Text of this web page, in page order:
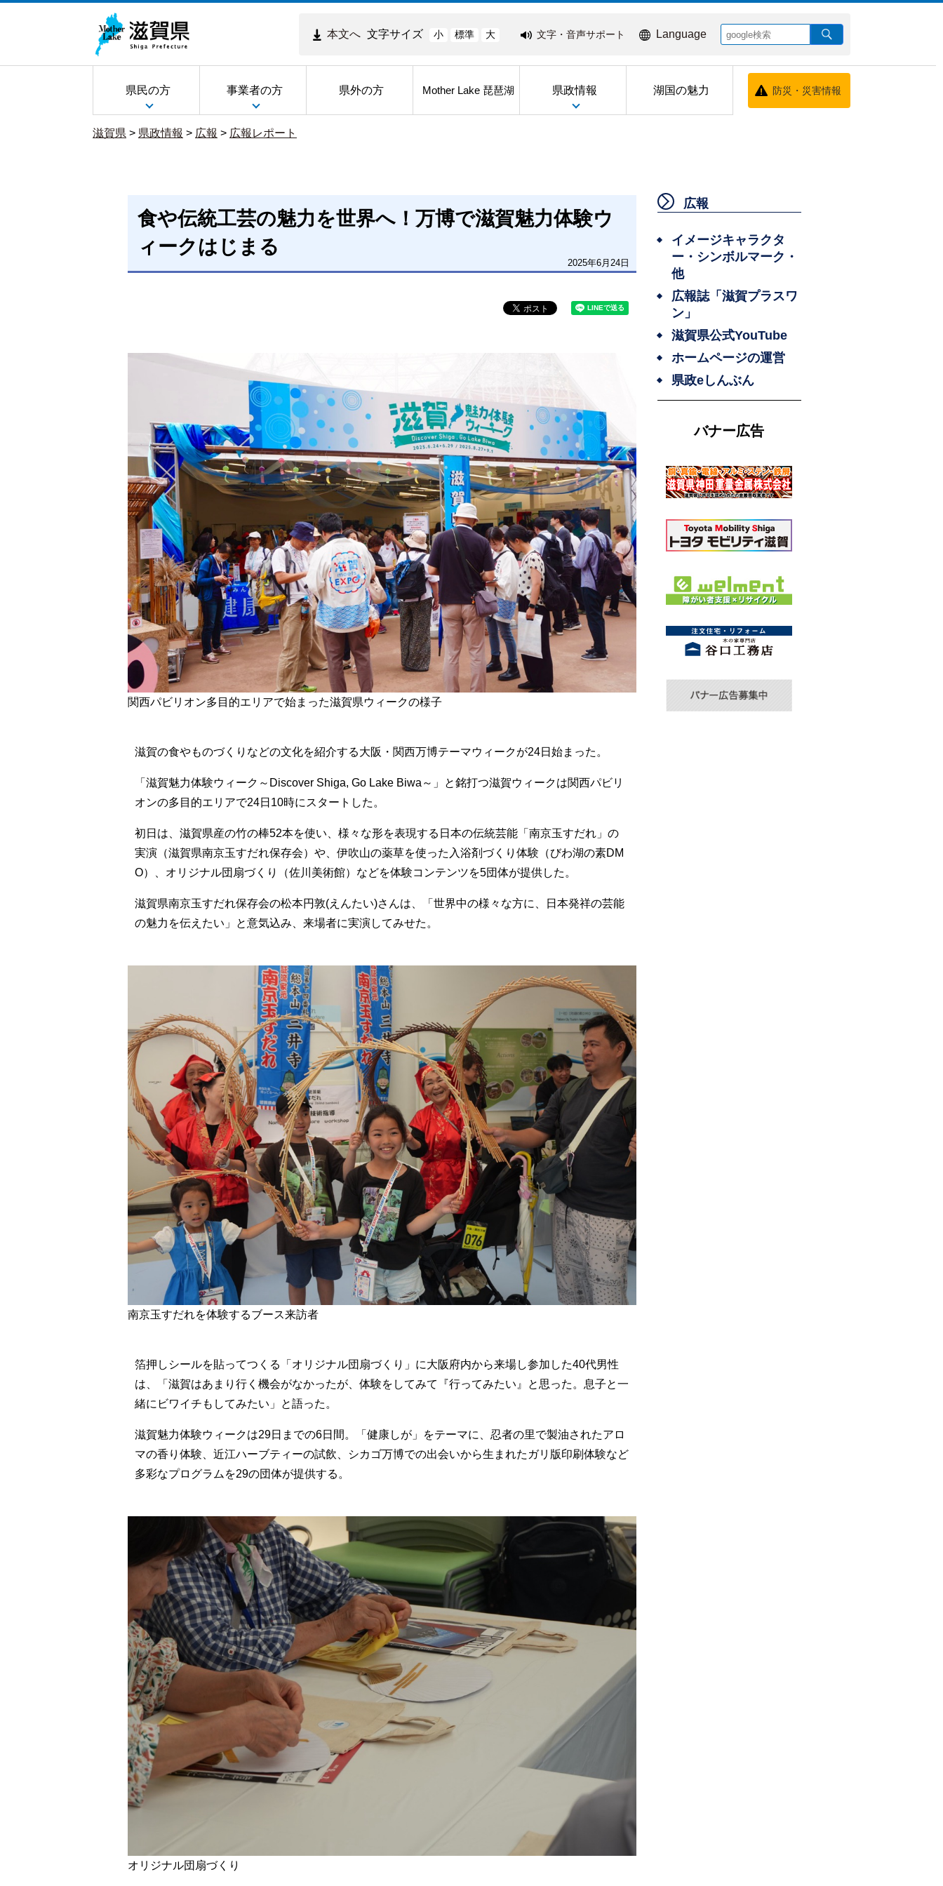
本文へ 文字サイズ 小 標準 大 文字・音声サポート Language
県民の方 事業者の方 県外の方 Mother Lake 琵琶湖 県政情報 湖国の魅力 防災・災害情報
滋賀県 > 県政情報 > 広報 > 広報レポート
食や伝統工芸の魅力を世界へ！万博で滋賀魅力体験ウ
ィークはじまる
2025年6月24日
関西パビリオン多目的エリアで始まった滋賀県ウィークの様子
滋賀の食やものづくりなどの文化を紹介する大阪・関西万博テーマウィークが24日始まった。
「滋賀魅力体験ウィーク～Discover Shiga, Go Lake Biwa～」と銘打つ滋賀ウィークは関西パビリ
オンの多目的エリアで24日10時にスタートした。
初日は、滋賀県産の竹の棒52本を使い、様々な形を表現する日本の伝統芸能「南京玉すだれ」の
実演（滋賀県南京玉すだれ保存会）や、伊吹山の薬草を使った入浴剤づくり体験（びわ湖の素DM
O）、オリジナル団扇づくり（佐川美術館）などを体験コンテンツを5団体が提供した。
滋賀県南京玉すだれ保存会の松本円敦(えんたい)さんは、「世界中の様々な方に、日本発祥の芸能
の魅力を伝えたい」と意気込み、来場者に実演してみせた。
南京玉すだれを体験するブース来訪者
箔押しシールを貼ってつくる「オリジナル団扇づくり」に大阪府内から来場し参加した40代男性
は、「滋賀はあまり行く機会がなかったが、体験をしてみて『行ってみたい』と思った。息子と一
緒にビワイチもしてみたい」と語った。
滋賀魅力体験ウィークは29日までの6日間。「健康しが」をテーマに、忍者の里で製油されたアロ
マの香り体験、近江ハーブティーの試飲、シカゴ万博での出会いから生まれたガリ版印刷体験など
多彩なプログラムを29の団体が提供する。
オリジナル団扇づくり
広報
イメージキャラクタ
ー・シンボルマーク・
他
広報誌「滋賀プラスワ
ン」
滋賀県公式YouTube
ホームページの運営
県政eしんぶん
バナー広告